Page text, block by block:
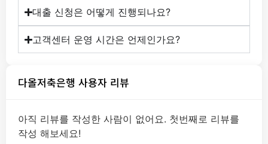
대출 신청은 어떻게 진행되나요?
고객센터 운영 시간은 언제인가요?
다올저축은행 사용자 리뷰
아직 리뷰를 작성한 사람이 없어요. 첫번째로 리뷰를
작성 해보세요!